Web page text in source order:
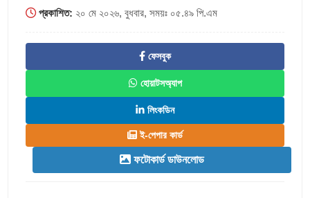
প্রকাশিত: ২০ মে ২০২৬, বুধবার, সময়ঃ ০৫.৪৯ পি.এম
ফেসবুক
হোয়াটসঅ্যাপ
লিংকডিন
ই-পেপার কার্ড
ফটোকার্ড ডাউনলোড